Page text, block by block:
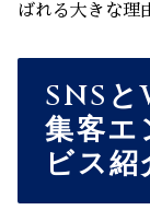
ばれる大きな理
SNS
集客エ
ビス紹